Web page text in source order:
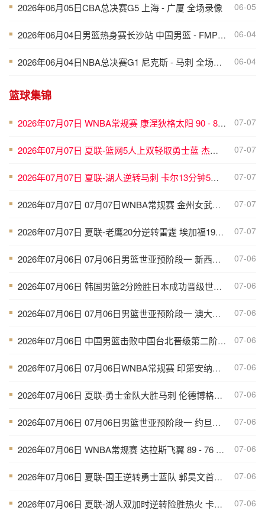
■ 2026年06月05日CBA总决赛G5 上海 - 广厦 全场录像 06-05
■ 2026年06月04日男篮热身赛长沙站 中国男篮 - FMP拉德尼基 全场录像 06-04
■ 2026年06月04日NBA总决赛G1 尼克斯 - 马刺 全场录像 06-04
篮球集锦
■ 2026年07月07日 WNBA常规赛 康涅狄格太阳 90 - 89 明尼苏达山猫 全场集锦 07-07
■ 2026年07月07日 夏联-篮网5人上双轻取勇士蓝 杰明23+8+5 6号秀布朗10+4 07-07
■ 2026年07月07日 夏联-湖人逆转马刺 卡尔13分钟5分 贾科比·吉莱斯皮19分6助 07-07
■ 2026年07月07日 07月07日WNBA常规赛 金州女武神62-49华盛顿神秘人 全场集锦 07-07
■ 2026年07月07日 夏联-老鹰20分逆转雷霆 埃加福19+15 马拉9中3&4帽5失误 07-07
■ 2026年07月06日 07月06日男篮世亚预阶段一 新西兰男篮 129 - 75 关岛男篮 全场集锦 07-06
■ 2026年07月06日 韩国男篮2分险胜日本成功晋级世亚预第二阶段 中国台北淘汰 07-06
■ 2026年07月06日 07月06日男篮世亚预阶段一 澳大利亚男篮 92 - 49 菲律宾男篮 全场集锦 07-06
■ 2026年07月06日 中国男篮击败中国台北晋级第二阶段 赵继伟17+6 杨瀚森10+5 07-06
■ 2026年07月06日 07月06日WNBA常规赛 印第安纳狂热84-68拉斯维加斯王牌 全场集锦 07-06
■ 2026年07月06日 夏联-勇士金队大胜马刺 伦德博格11分8板2帽 李贤重11分 07-06
■ 2026年07月06日 07月06日男篮世亚预阶段一 约旦男篮106-67伊拉克男篮 全场集锦 07-06
■ 2026年07月06日 WNBA常规赛 达拉斯飞翼 89 - 76 多伦多节奏 全场集锦 07-06
■ 2026年07月06日 夏联-国王逆转勇士蓝队 郭昊文首秀9分钟4分3助 夏普18分 07-06
■ 2026年07月06日 夏联-湖人双加时逆转险胜热火 卡尔26+8 沃特森补篮绝杀 07-06